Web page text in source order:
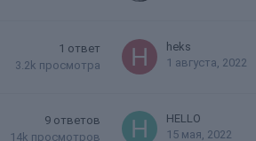
1 ответ
3.2k просмотра
heks
1 августа, 2022
9 ответов
14k просмотров
HELLO
15 мая, 2022